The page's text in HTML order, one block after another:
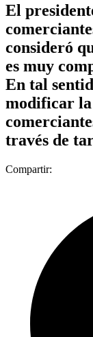
El
consideró
es muy
En tal
modificar la
través de
Compartir: